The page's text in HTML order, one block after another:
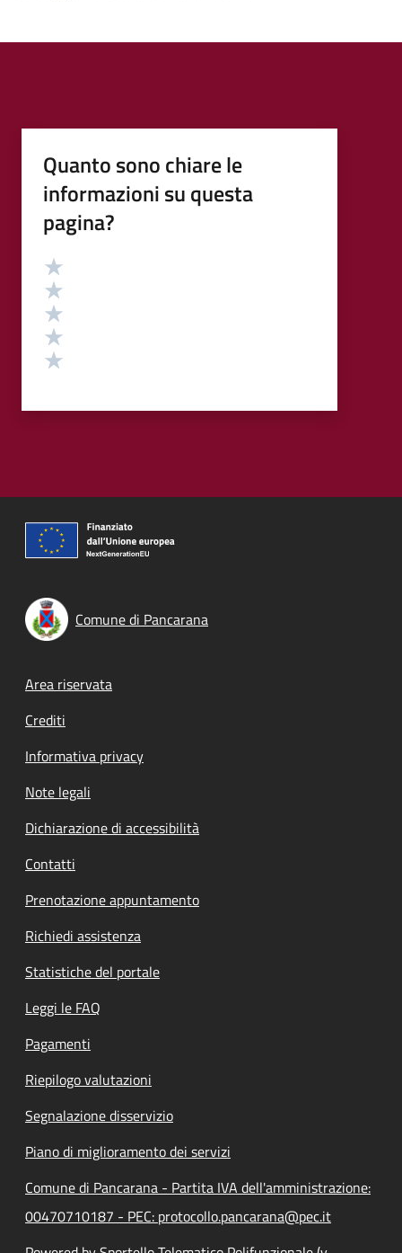
Quanto sono chiare le
informazioni su questa
pagina?
Valutazione
Comune di Pancarana
Footer menu
Area riservata
Crediti
Informativa privacy
Note legali
Dichiarazione di accessibilità
Contatti
Prenotazione appuntamento
Richiedi assistenza
Statistiche del portale
Leggi le FAQ
Pagamenti
Riepilogo valutazioni
Segnalazione disservizio
Piano di miglioramento dei servizi
Comune di Pancarana - Partita IVA dell'amministrazione:
00470710187 - PEC: protocollo.pancarana@pec.it